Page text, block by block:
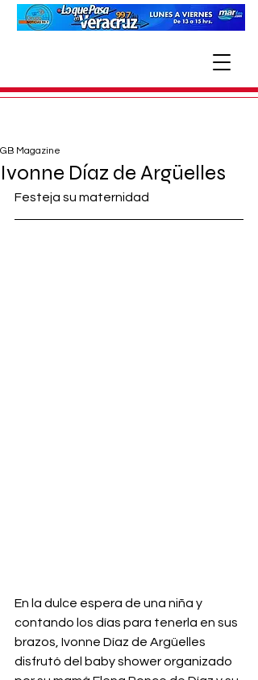
Ivonne Díaz de Argüelles
GB Magazine
Festeja su maternidad
En la dulce espera de una niña y
contando los días para tenerla en sus
brazos, Ivonne Díaz de Argüelles
disfrutó del baby shower organizado